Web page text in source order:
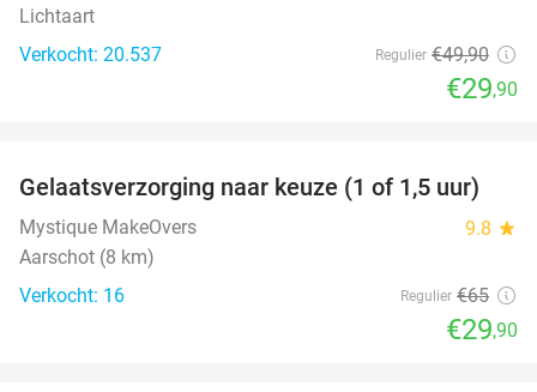
Lichtaart
Verkocht: 20.537
Regulier €49,90
€29,90
54%
Gelaatsverzorging naar keuze (1 of 1,5 uur)
Mystique MakeOvers 9.8 star
Aarschot (8 km)
Verkocht: 16
Regulier €65
€29,90